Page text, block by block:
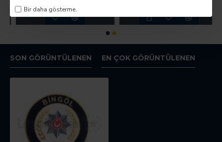
Bir daha gösterme.
SON GÖRÜNTÜLENEN EN ÇOK GÖRÜNTÜLENEN